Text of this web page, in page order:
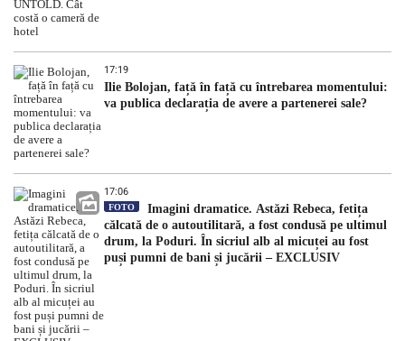
17:19
Ilie Bolojan, față în față cu întrebarea momentului:
va publica declarația de avere a partenerei sale?
17:06
FOTO
Imagini dramatice. Astăzi Rebeca, fetița
călcată de o autoutilitară, a fost condusă pe ultimul
drum, la Poduri. În sicriul alb al micuței au fost
puși pumni de bani și jucării – EXCLUSIV